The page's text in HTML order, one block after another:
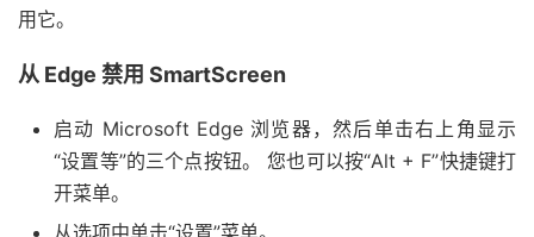
用它。
从 Edge 禁用 SmartScreen
启动 Microsoft Edge 浏览器，然后单击右上角显示
“设置等”的三个点按钮。 您也可以按“Alt + F”快捷键打
开菜单。
从选项中单击“设置”菜单。